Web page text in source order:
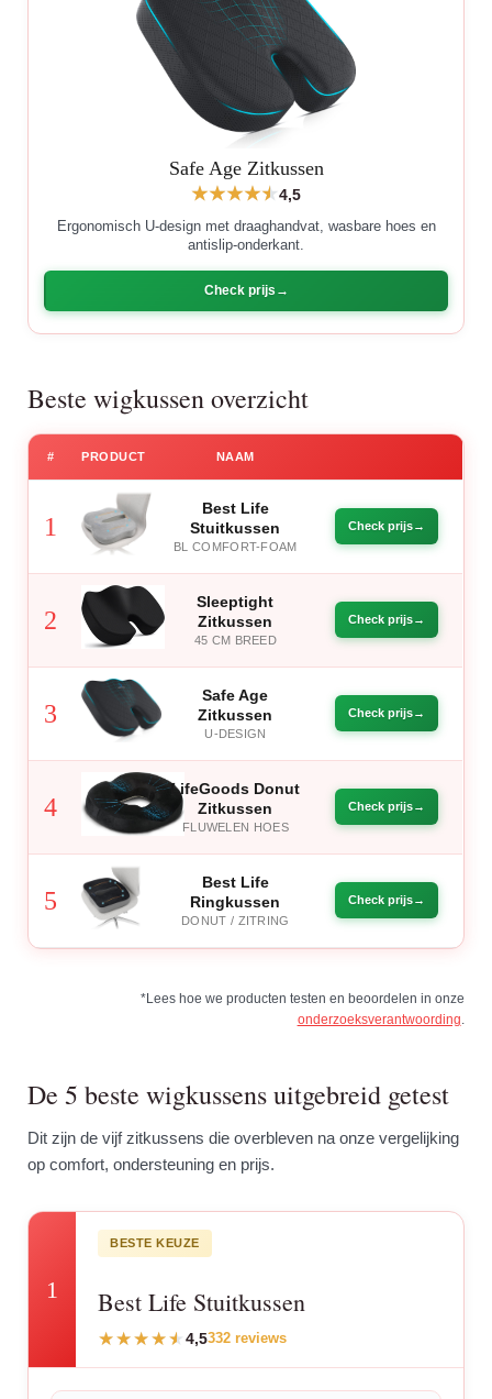
Safe Age Zitkussen
4,5
Ergonomisch U-design met draaghandvat, wasbare hoes en
antislip-onderkant.
Check prijs
Beste wigkussen overzicht
# PRODUCT NAAM
1
Best Life
Stuitkussen
BL COMFORT-FOAM
Check prijs
2
Sleeptight
Zitkussen
45 CM BREED
Check prijs
3
Safe Age
Zitkussen
U-DESIGN
Check prijs
4
LifeGoods Donut
Zitkussen
FLUWELEN HOES
Check prijs
5
Best Life
Ringkussen
DONUT / ZITRING
Check prijs
*Lees hoe we producten testen en beoordelen in onze
onderzoeksverantwoording.
De 5 beste wigkussens uitgebreid getest
Dit zijn de vijf zitkussens die overbleven na onze vergelijking
op comfort, ondersteuning en prijs.
1
BESTE KEUZE
Best Life Stuitkussen
4,5332 reviews